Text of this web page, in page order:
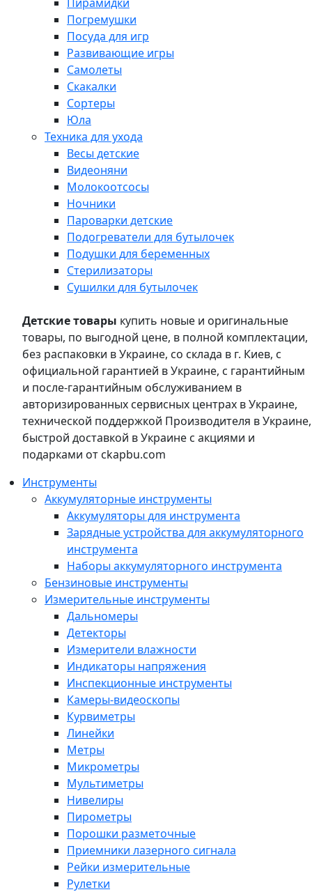
Погремушки
Посуда для игр
Развивающие игры
Самолеты
Скакалки
Сортеры
Юла
Техника для ухода
Весы детские
Видеоняни
Молокоотсосы
Ночники
Пароварки детские
Подогреватели для бутылочек
Подушки для беременных
Стерилизаторы
Сушилки для бутылочек
Детские товары купить новые и оригинальные
товары, по выгодной цене, в полной комплектации,
без распаковки в Украине, со склада в г. Киев, с
официальной гарантией в Украине, с гарантийным
и после-гарантийным обслуживанием в
авторизированных сервисных центрах в Украине,
технической поддержкой Производителя в Украине,
быстрой доставкой в Украине с акциями и
подарками от ckapbu.com
Инструменты
Аккумуляторные инструменты
Аккумуляторы для инструмента
Зарядные устройства для аккумуляторного
инструмента
Наборы аккумуляторного инструмента
Бензиновые инструменты
Измерительные инструменты
Дальномеры
Детекторы
Измерители влажности
Индикаторы напряжения
Инспекционные инструменты
Камеры-видеоскопы
Курвиметры
Линейки
Метры
Микрометры
Мультиметры
Нивелиры
Пирометры
Порошки разметочные
Приемники лазерного сигнала
Рейки измерительные
Рулетки